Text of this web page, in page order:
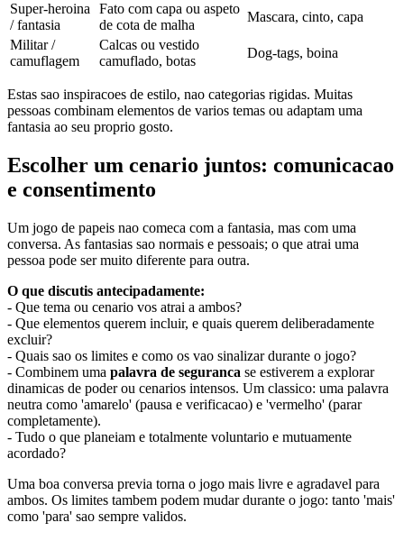
Super-heroina
/ fantasia
Fato com capa ou aspeto
de cota de malha
Mascara, cinto, capa
Militar /
camuflagem
Calcas ou vestido
camuflado, botas
Dog-tags, boina
Estas sao inspiracoes de estilo, nao categorias rigidas. Muitas
pessoas combinam elementos de varios temas ou adaptam uma
fantasia ao seu proprio gosto.
Escolher um cenario juntos: comunicacao
e consentimento
Um jogo de papeis nao comeca com a fantasia, mas com uma
conversa. As fantasias sao normais e pessoais; o que atrai uma
pessoa pode ser muito diferente para outra.
O que discutis antecipadamente:
- Que tema ou cenario vos atrai a ambos?
- Que elementos querem incluir, e quais querem deliberadamente
excluir?
- Quais sao os limites e como os vao sinalizar durante o jogo?
- Combinem uma palavra de seguranca se estiverem a explorar
dinamicas de poder ou cenarios intensos. Um classico: uma palavra
neutra como 'amarelo' (pausa e verificacao) e 'vermelho' (parar
completamente).
- Tudo o que planeiam e totalmente voluntario e mutuamente
acordado?
Uma boa conversa previa torna o jogo mais livre e agradavel para
ambos. Os limites tambem podem mudar durante o jogo: tanto 'mais'
como 'para' sao sempre validos.